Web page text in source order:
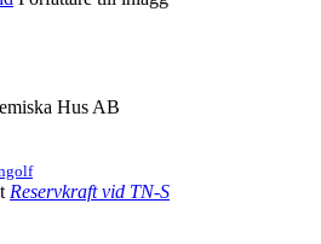
Hus AB
Reservkraft vid TN-S